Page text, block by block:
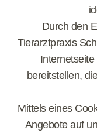
Durch den
Tierarztpraxis
bereitstellen,
Mittels eines
Angebote auf